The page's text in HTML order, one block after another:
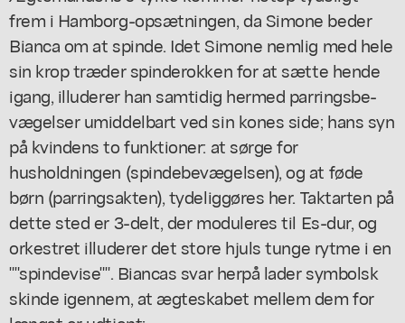
frem i Hamborg-opsætningen, da Simone beder
Bianca om at spinde. Idet Simone nemlig med hele
sin krop træder spinderokken for at sætte hende
igang, illuderer han samtidig hermed parringsbe-
vægelser umiddelbart ved sin kones side; hans syn
på kvindens to funktioner: at sørge for
husholdningen (spindebevægelsen), og at føde
børn (parringsakten), tydeliggøres her. Taktarten på
dette sted er 3-delt, der moduleres til Es-dur, og
orkestret illuderer det store hjuls tunge rytme i en
""spindevise"". Biancas svar herpå lader symbolsk
skinde igennem, at ægteskabet mellem dem for